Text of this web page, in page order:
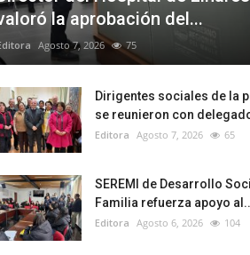
la aprobación del...
Agosto 7, 2026 75
Dirigentes sociales de la
se reunieron con
Editora Agosto 7, 2026 65
SEREMI de Desarrollo
Familia refuerza apoyo
Editora Agosto 6, 2026 104